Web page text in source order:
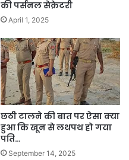
की पर्सनल सेक्रेटरी
April 1, 2025
छठी टालने की बात पर ऐसा क्या
हुआ कि खून से लथपथ हो गया
पति…
September 14, 2025